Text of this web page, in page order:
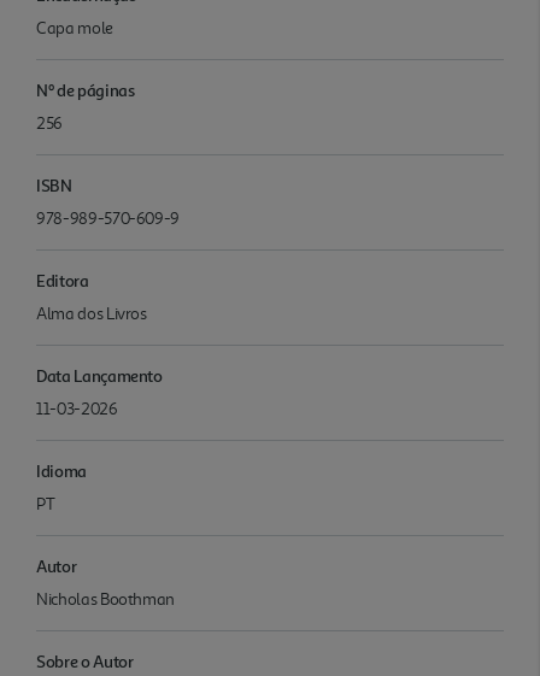
Capa mole
Nº de páginas
256
ISBN
978-989-570-609-9
Editora
Alma dos Livros
Data Lançamento
11-03-2026
Idioma
PT
Autor
Nicholas Boothman
Sobre o Autor